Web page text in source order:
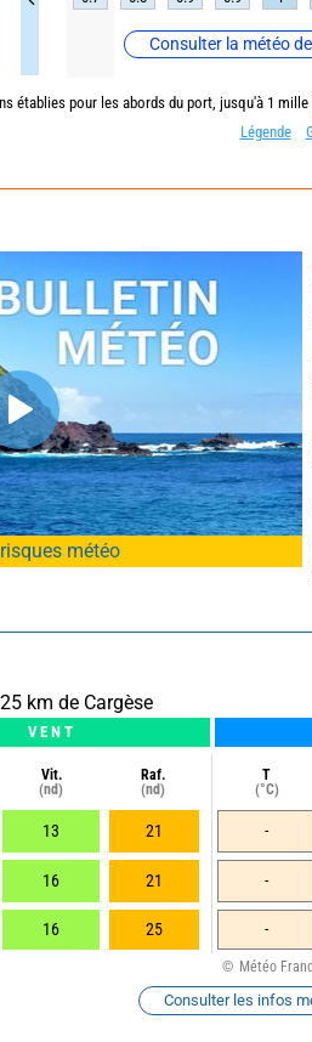
Consulter la météo
établies pour les abords du port, jusqu'à 1
Légende
météo
km de Cargèse
VENT
Vit.
(nd)
Raf.
(nd)
T
(°C)
13 21 -
16 21 -
16 25 -
Météo
Consulter les infos